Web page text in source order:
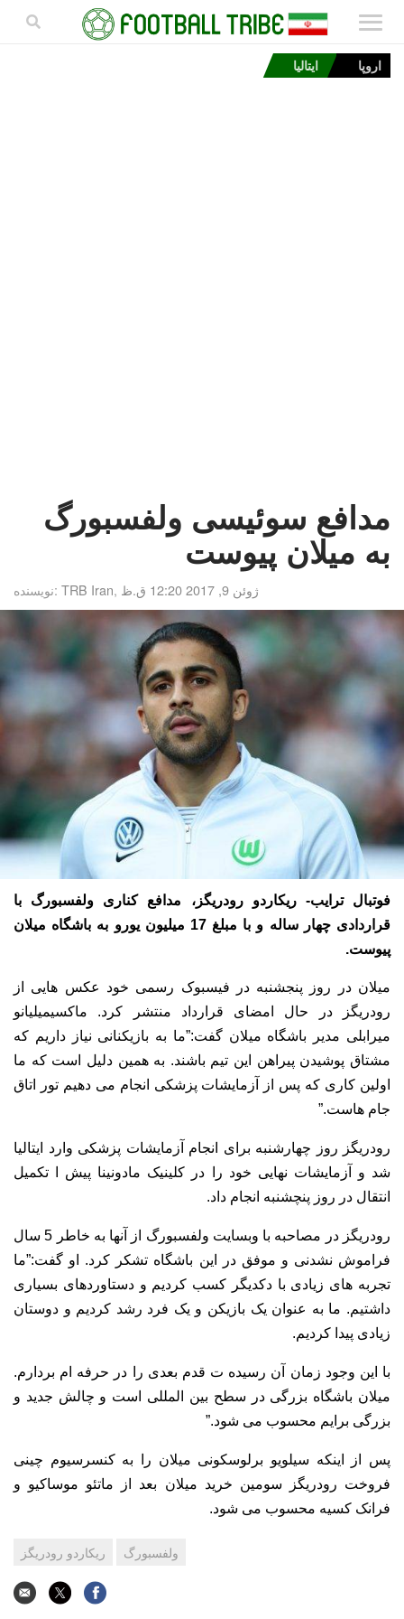
اروپا ایتالیا
مدافع سوئیسی ولفسبورگ
به میلان پیوست
نویسنده:TRB Iran, ژوئن 9, 2017 12:20 ق.ظ
فوتبال ترایب- ریکاردو رودریگز، مدافع کناری ولفسبورگ با
قراردادی چهار ساله و با مبلغ 17 میلیون یورو به باشگاه میلان
پیوست.
میلان در روز پنجشنبه در فیسبوک رسمی خود عکس هایی از
رودریگز در حال امضای قرارداد منتشر کرد. ماکسیمیلیانو
میرابلی مدیر باشگاه میلان گفت:”ما به بازیکنانی نیاز داریم که
مشتاق پوشیدن پیراهن این تیم باشند. به همین دلیل است که ما
اولین کاری که پس از آزمایشات پزشکی انجام می دهیم تور اتاق
جام هاست.”
رودریگز روز چهارشنبه برای انجام آزمایشات پزشکی وارد ایتالیا
شد و آزمایشات نهایی خود را در کلینیک مادونینا پیش ا تکمیل
انتقال در روز پنچشنبه انجام داد.
رودریگز در مصاحبه با وبسایت ولفسبورگ از آنها به خاطر 5 سال
فراموش نشدنی و موفق در این باشگاه تشکر کرد. او گفت:”ما
تجربه های زیادی با دکدیگر کسب کردیم و دستاوردهای بسیاری
داشتیم. ما به عنوان یک بازیکن و یک فرد رشد کردیم و دوستان
زیادی پیدا کردیم.
با این وجود زمان آن رسیده ت قدم بعدی را در حرفه ام بردارم.
میلان باشگاه بزرگی در سطح بین المللی است و چالش جدید و
بزرگی برایم محسوب می شود.”
پس از اینکه سیلویو برلوسکونی میلان را به کنسرسیوم چینی
فروخت رودریگز سومین خرید میلان بعد از ماتئو موساکیو و
فرانک کسیه محسوب می شود.
ولفسبورگ ریکاردو رودریگز